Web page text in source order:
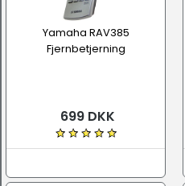
Yamaha RAV385
Fjernbetjerning
699 DKK